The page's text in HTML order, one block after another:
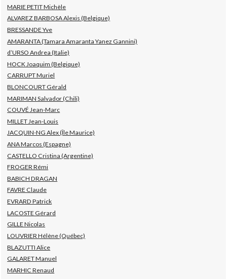
MARIE PETIT Michèle
ALVAREZ BARBOSA Alexis (Belgique)
BRESSANDE Yve
AMARANTA (Tamara Amaranta Yanez Gannini)
d’URSO Andrea (Italie)
HOCK Joaquim (Belgique)
CARRUPT Muriel
BLONCOURT Gérald
MARIMAN Salvador (Chili)
COUVÉ Jean-Marc
MILLET Jean-Louis
JACQUIN-NG Alex (Île Maurice)
ANA Marcos (Espagne)
CASTELLO Cristina (Argentine)
FROGER Rémi
BABICH DRAGAN
FAVRE Claude
EVRARD Patrick
LACOSTE Gérard
GILLE Nicolas
LOUVRIER Hélène (Québec)
BLAZUTTI Alice
GALARET Manuel
MARHIC Renaud